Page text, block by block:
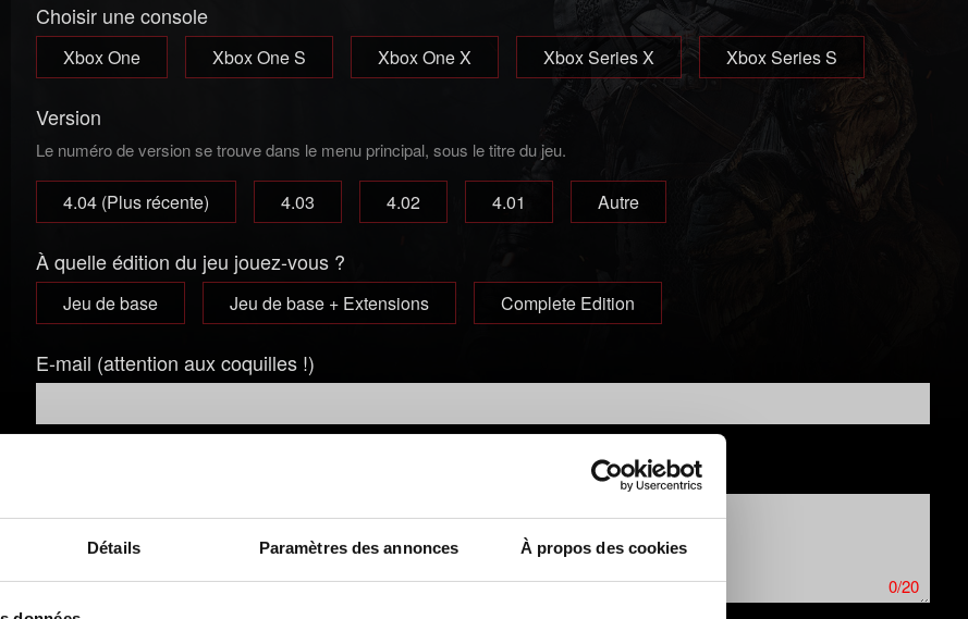
Détails Paramètres des annonces À propos des cookies
Choisir une console
Xbox One Xbox One S Xbox One X Xbox Series X Xbox Series S
Version
Le numéro de version se trouve dans le menu principal, sous le titre du jeu.
4.04 (Plus récente) 4.03 4.02 4.01 Autre
À quelle édition du jeu jouez-vous ?
Jeu de base Jeu de base + Extensions Complete Edition
E-mail (attention aux coquilles !)
0/20